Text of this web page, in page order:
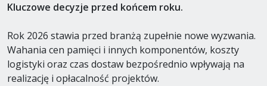
Kluczowe decyzje przed końcem roku.
Rok 2026 stawia przed branżą zupełnie nowe wyzwania.
Wahania cen pamięci i innych komponentów, koszty
logistyki oraz czas dostaw bezpośrednio wpływają na
realizację i opłacalność projektów.